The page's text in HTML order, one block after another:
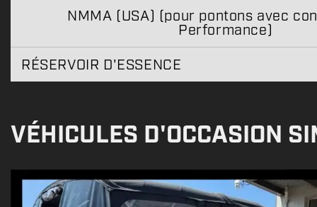
NMMA (USA) (pour pontons avec
Performance)
RÉSERVOIR D'ESSENCE
VÉHICULES D'OCCASION